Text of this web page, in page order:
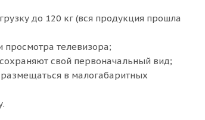
до 120 кг (вся продукция прошла
телевизора;
свой первоначальный вид;
в малогабаритных